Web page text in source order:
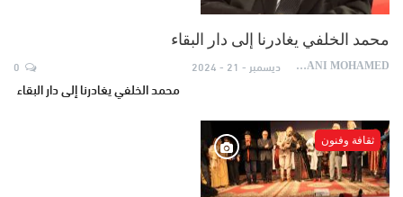
محمد الخلفي يغادرنا إلى دار البقاء
AYDANI MOHAMED ديسمبر - 21 - 2024
محمد الخلفي يغادرنا إلى دار البقاء
ثقافة وفنون